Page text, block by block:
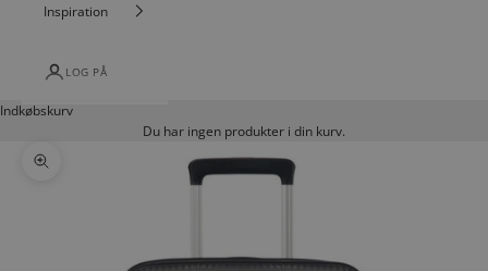
Inspiration
LOG PÅ
Indkøbskurv
Du har ingen produkter i din kurv.
Zoom